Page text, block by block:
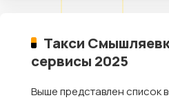
Такси
сервисы 2025
Выше представлен список